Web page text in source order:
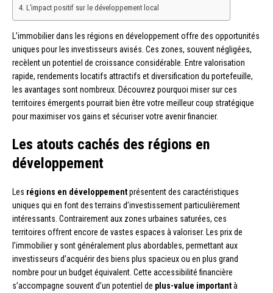
L’impact positif sur le développement local
L’immobilier dans les régions en développement offre des opportunités
uniques pour les investisseurs avisés. Ces zones, souvent négligées,
recèlent un potentiel de croissance considérable. Entre valorisation
rapide, rendements locatifs attractifs et diversification du portefeuille,
les avantages sont nombreux. Découvrez pourquoi miser sur ces
territoires émergents pourrait bien être votre meilleur coup stratégique
pour maximiser vos gains et sécuriser votre avenir financier.
Les atouts cachés des régions en
développement
Les régions en développementprésentent des caractéristiques
uniques qui en font des terrains d’investissement particulièrement
intéressants. Contrairement aux zones urbaines saturées, ces
territoires offrent encore de vastes espaces à valoriser. Les prix de
l’immobilier y sont généralement plus abordables, permettant aux
investisseurs d’acquérir des biens plus spacieux ou en plus grand
nombre pour un budget équivalent. Cette accessibilité financière
s’accompagne souvent d’un potentiel de plus-value importantà